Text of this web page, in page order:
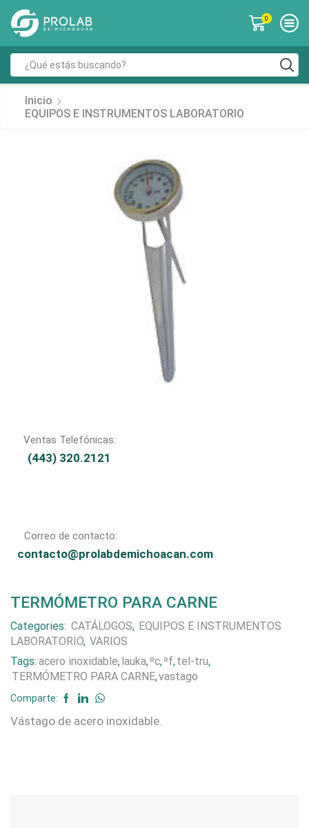
0
Inicio
EQUIPOS E INSTRUMENTOS LABORATORIO
Ventas Telefónicas:
(443) 320.2121
Correo de contacto:
contacto@prolabdemichoacan.com
TERMÓMETRO PARA CARNE
Categories: CATÁLOGOS, EQUIPOS E INSTRUMENTOS
LABORATORIO, VARIOS
Tags: acero inoxidable,lauka,ºc,ºf,tel-tru,
TERMÓMETRO PARA CARNE,vastago
Comparte:
Vástago de acero inoxidable.